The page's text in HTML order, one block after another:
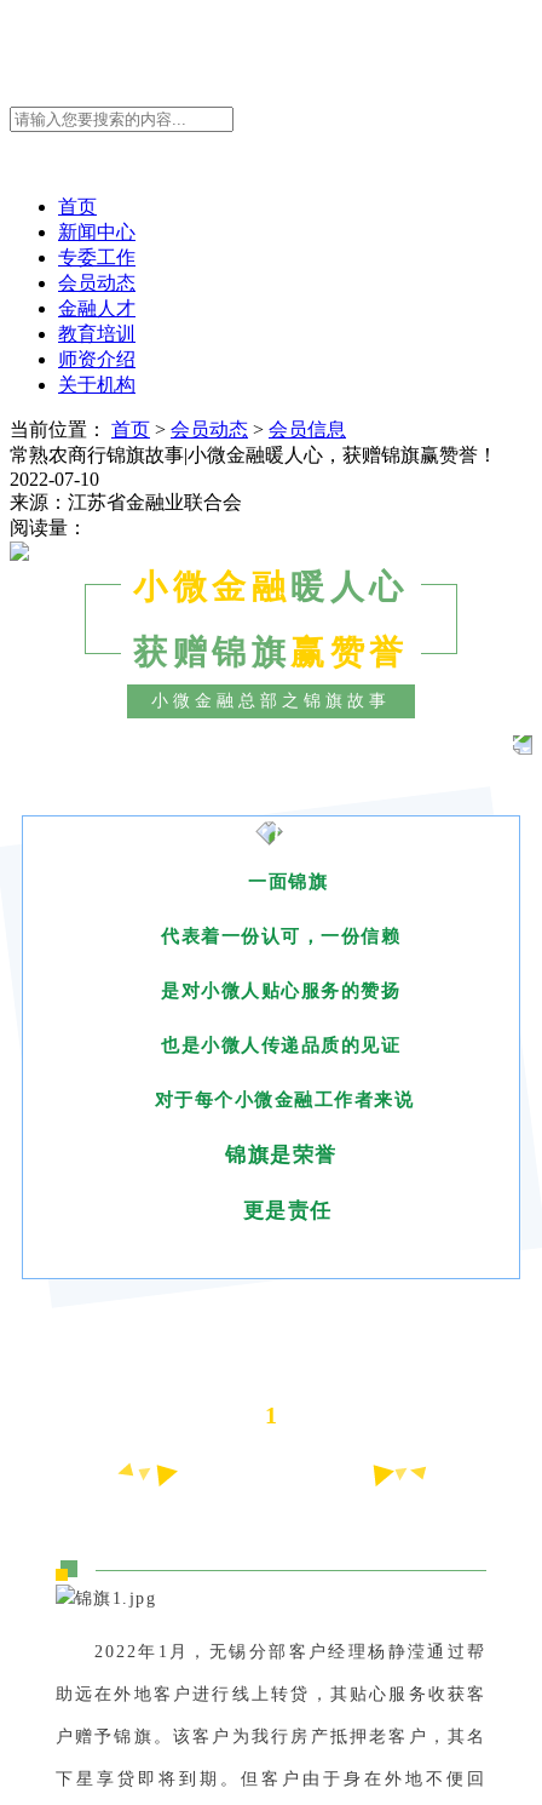
首页
新闻中心
专委工作
会员动态
金融人才
教育培训
师资介绍
关于机构
当前位置： 首页 > 会员动态 > 会员信息
常熟农商行锦旗故事|小微金融暖人心，获赠锦旗赢赞誉！
2022-07-10
来源：江苏省金融业联合会
阅读量：
小微金融 暖人心
获赠锦旗赢赞誉
小微金融总部之锦旗故事
一面锦旗
代表着一份认可，一份信赖
是对小微人贴心服务的赞扬
也是小微人传递品质的见证
对于每个小微金融工作者来说
锦旗是荣誉
更是责任
1
2022年1月，无锡分部客户经理杨静滢通过帮
助远在外地客户进行线上转贷，其贴心服务收获客
户赠予锦旗。该客户为我行房产抵押老客户，其名
下星享贷即将到期。但客户由于身在外地不便回